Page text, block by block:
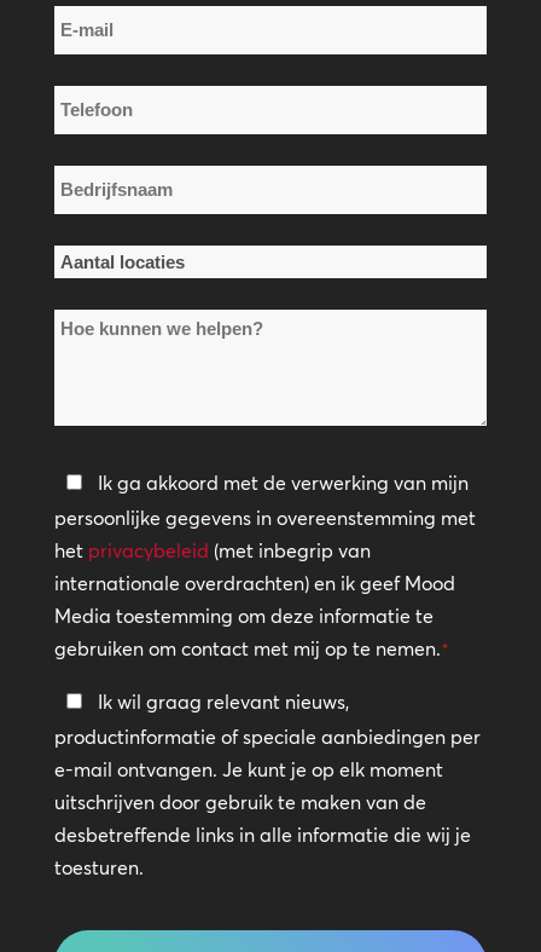
E-
mail
*
Telefoon
*
Bedrijfsnaam
*
Aantal
*Hoe
helpen?
Privacybeleid
*
Ik ga akkoord met de verwerking van mijn
persoonlijke gegevens in overeenstemming met
het privacybeleid (met inbegrip van
internationale overdrachten) en ik geef Mood
Media toestemming om deze informatie te
gebruiken om contact met mij op te nemen.*
Blijf
in
contact
Ik wil graag relevant nieuws,
productinformatie of speciale aanbiedingen per
e-mail ontvangen. Je kunt je op elk moment
uitschrijven door gebruik te maken van de
desbetreffende links in alle informatie die wij je
toesturen.